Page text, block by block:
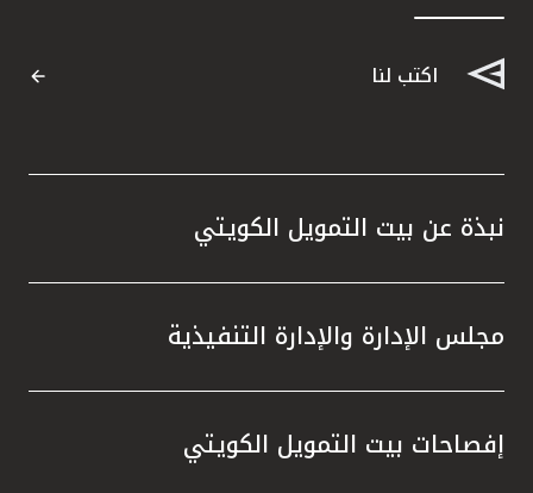
اكتب لنا
نبذة عن بيت التمويل الكويتي
مجلس الإدارة والإدارة التنفيذية
إفصاحات بيت التمويل الكويتي